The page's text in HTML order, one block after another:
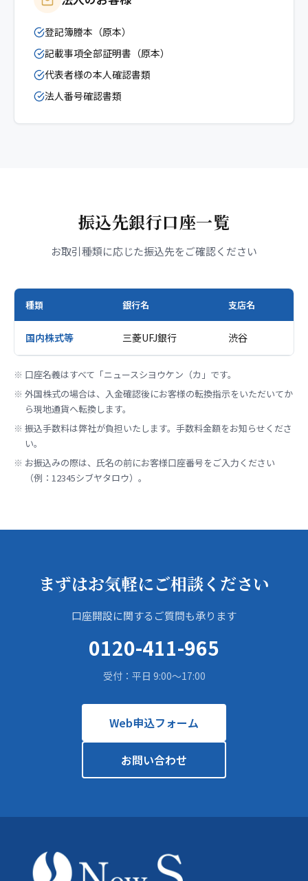
登記簿謄本（原本）
記載事項全部証明書（原本）
代表者様の本人確認書類
法人番号確認書類
振込先銀行口座一覧
お取引種類に応じた振込先をご確認ください
種類 銀行名 支店名
国内株式等 三菱UFJ銀行 渋谷
口座名義はすべて「ニュースシヨウケン（カ」です。
外国株式の場合は、入金確認後にお客様の転換指示をいただいてか
ら現地通貨へ転換します。
振込手数料は弊社が負担いたします。手数料金額をお知らせくださ
い。
お振込みの際は、氏名の前にお客様口座番号をご入力ください
（例：12345シブヤタロウ）。
まずはお気軽にご相談ください
口座開設に関するご質問も承ります
0120-411-965
受付：平日 9:00〜17:00
Web申込フォーム
お問い合わせ